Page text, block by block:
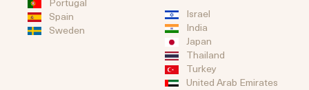
Spain
Sweden
Israel
India
Japan
Thailand
Turkey
United Arab Emirates